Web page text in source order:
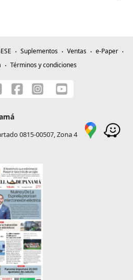
Suplementos Ventas
e-Paper
Términos y condiciones
0815-00507, Zona 4